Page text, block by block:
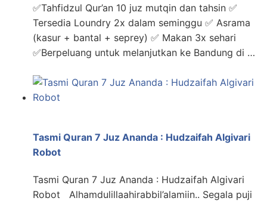
✅Tahfidzul Qur’an 10 juz mutqin dan tahsin ✅
Tersedia Loundry 2x dalam seminggu ✅ Asrama
(kasur + bantal + seprey) ✅ Makan 3x sehari
✅Berpeluang untuk melanjutkan ke Bandung di …
Tasmi Quran 7 Juz Ananda : Hudzaifah Algivari
Robot
Tasmi Quran 7 Juz Ananda : Hudzaifah Algivari
Robot Alhamdulillaahirabbil’alamiin.. Segala puji